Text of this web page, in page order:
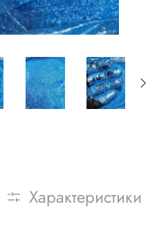
Характеристики